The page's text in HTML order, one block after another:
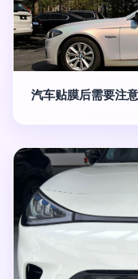
汽车贴膜后需要注